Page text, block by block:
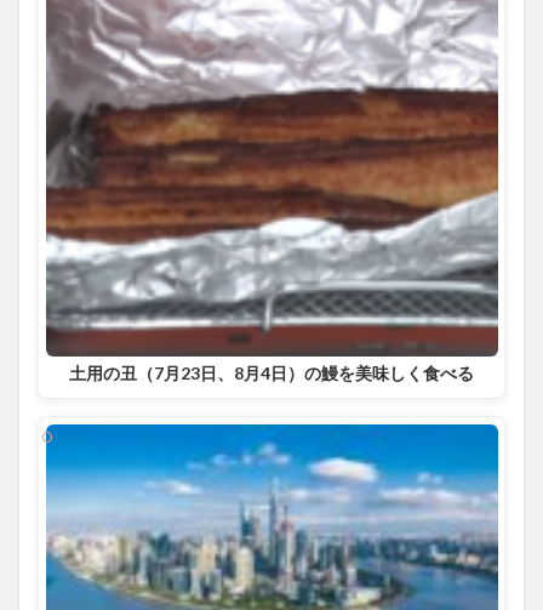
土用の丑（7月23日、8月4日）の鰻を美味しく食べる